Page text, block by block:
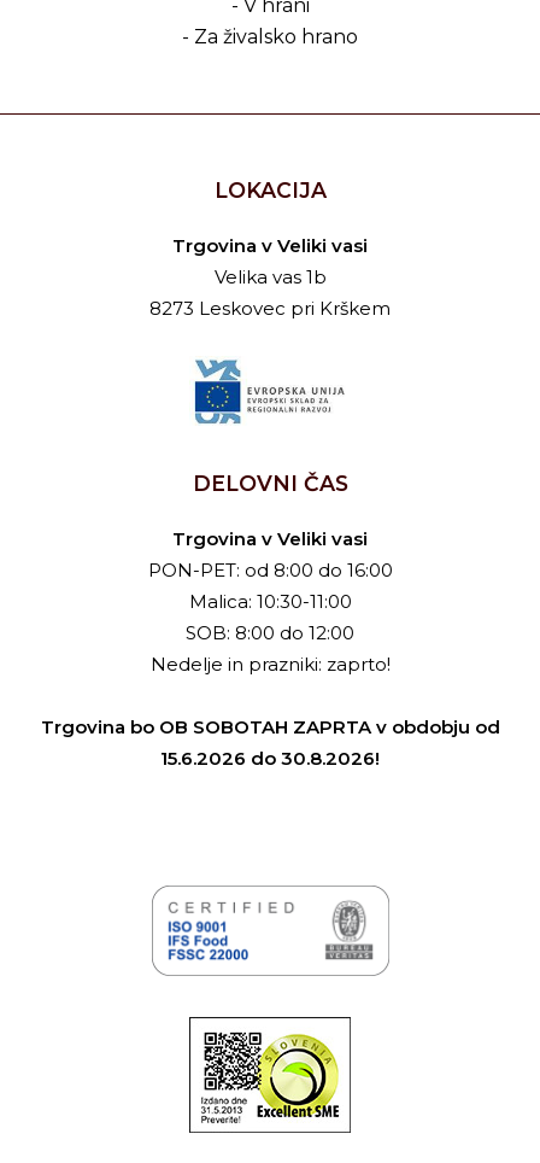
- V hrani
- Za živalsko hrano
LOKACIJA
Trgovina v Veliki vasi
Velika vas 1b
8273 Leskovec pri Krškem
DELOVNI ČAS
Trgovina v Veliki vasi
PON-PET: od 8:00 do 16:00
Malica: 10:30-11:00
SOB: 8:00 do 12:00
Nedelje in prazniki: zaprto!
Trgovina bo OB SOBOTAH ZAPRTA v obdobju od
15.6.2026 do 30.8.2026!